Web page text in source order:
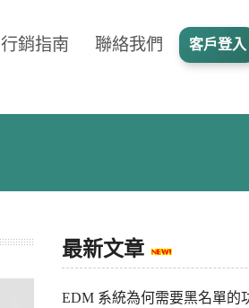
行銷指南 聯絡我們 客戶登入
最新文章
EDM 系統為何需要黑名單的